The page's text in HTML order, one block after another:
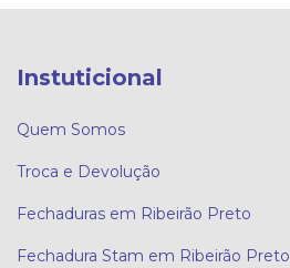
Instuticional
Quem Somos
Troca e Devolução
Fechaduras em Ribeirão Preto
Fechadura Stam em Ribeirão Preto